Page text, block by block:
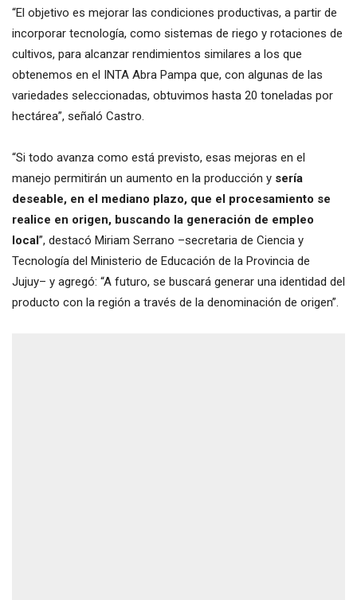
“El objetivo es mejorar las condiciones productivas, a partir de
incorporar tecnología, como sistemas de riego y rotaciones de
cultivos, para alcanzar rendimientos similares a los que
obtenemos en el INTA Abra Pampa que, con algunas de las
variedades seleccionadas, obtuvimos hasta 20 toneladas por
hectárea”, señaló Castro.
“Si todo avanza como está previsto, esas mejoras en el
manejo permitirán un aumento en la producción y sería
deseable, en el mediano plazo, que el procesamiento se
realice en origen, buscando la generación de empleo
local”, destacó Miriam Serrano –secretaria de Ciencia y
Tecnología del Ministerio de Educación de la Provincia de
Jujuy– y agregó: “A futuro, se buscará generar una identidad del
producto con la región a través de la denominación de origen”.